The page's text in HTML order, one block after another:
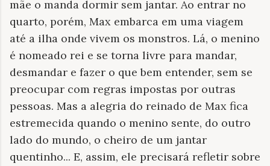
mãe o manda dormir sem jantar. Ao entrar no
quarto, porém, Max embarca em uma viagem
até a ilha onde vivem os monstros. Lá, o menino
é nomeado rei e se torna livre para mandar,
desmandar e fazer o que bem entender, sem se
preocupar com regras impostas por outras
pessoas. Mas a alegria do reinado de Max fica
estremecida quando o menino sente, do outro
lado do mundo, o cheiro de um jantar
quentinho... E, assim, ele precisará refletir sobre